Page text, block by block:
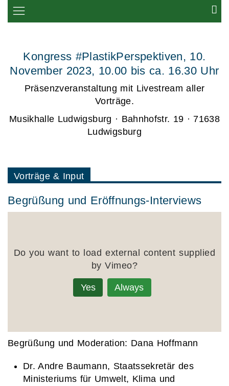
Kongress #PlastikPerspektiven, 10.
November 2023, 10.00 bis ca. 16.30 Uhr
Präsenzveranstaltung mit Livestream aller
Vorträge.
Musikhalle Ludwigsburg · Bahnhofstr. 19 · 71638
Ludwigsburg
Vorträge & Input
Begrüßung und Eröffnungs-Interviews
Do you want to load external content supplied
byVimeo?
Yes Always
Begrüßung und Moderation: Dana Hoffmann
Dr. Andre Baumann, Staatssekretär des
Ministeriums für Umwelt, Klima und